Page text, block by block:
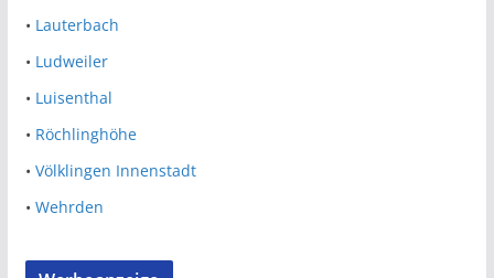
• Lauterbach
• Ludweiler
• Luisenthal
• Röchlinghöhe
• Völklingen Innenstadt
• Wehrden